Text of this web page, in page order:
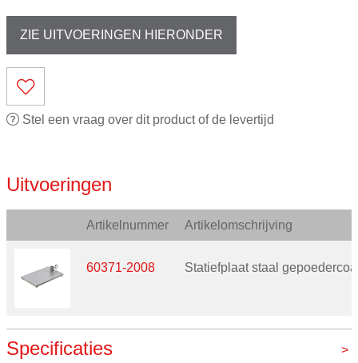
ZIE UITVOERINGEN HIERONDER
Stel een vraag over dit product of de levertijd
Uitvoeringen
Artikelnummer Artikelomschrijving
60371-2008 Statiefplaat staal
Specificaties